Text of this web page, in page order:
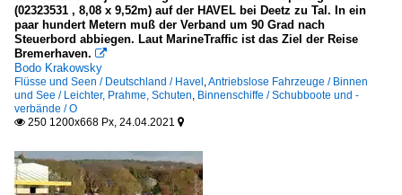
(02323531 , 8,08 x 9,52m) auf der HAVEL bei Deetz zu Tal. In ein
paar hundert Metern muß der Verband um 90 Grad nach
Steuerbord abbiegen. Laut MarineTraffic ist das Ziel der Reise
Bremerhaven. 
Bodo Krakowsky
Flüsse und Seen / Deutschland / Havel ,Antriebslose Fahrzeuge / Binnen
und See / Leichter, Prahme, Schuten, Binnenschiffe / Schubboote und -
verbände / O
 250 1200x668 Px, 24.04.2021 